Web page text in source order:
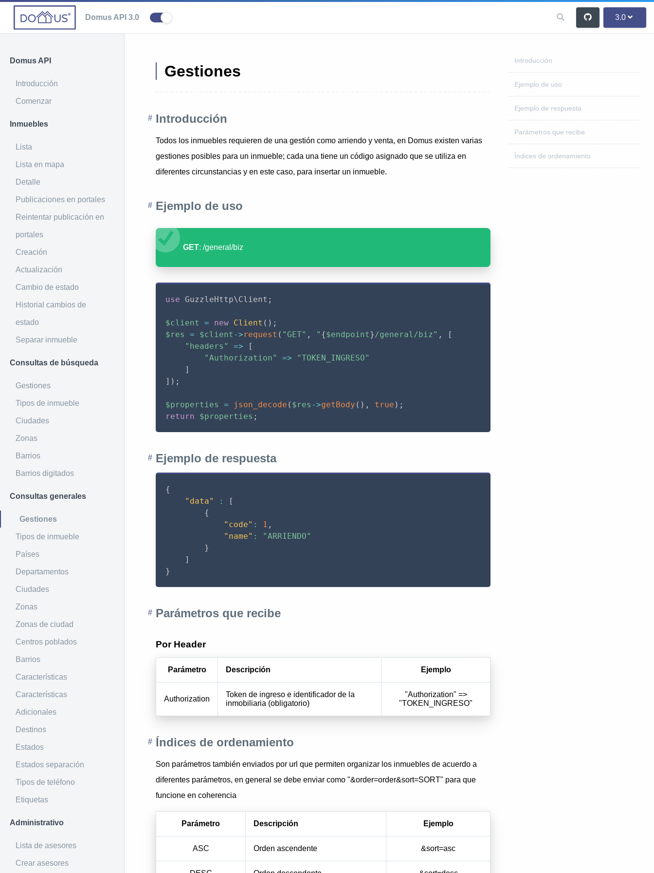
Domus API 3.0 3.0
Domus API
Introducción
Comenzar
Inmuebles
Lista
Lista en mapa
Detalle
Publicaciones en portales
Reintentar publicación en
portales
Creación
Actualización
Cambio de estado
Historial cambios de
estado
Separar inmueble
Consultas de búsqueda
Gestiones
Tipos de inmueble
Ciudades
Zonas
Barrios
Barrios digitados
Consultas generales
Gestiones
Tipos de inmueble
Países
Departamentos
Ciudades
Zonas
Zonas de ciudad
Centros poblados
Barrios
Características
Características
Adicionales
Destinos
Estados
Estados separación
Tipos de teléfono
Etiquetas
Administrativo
Lista de asesores
Crear asesores
Gestiones
Introducción
Ejemplo de uso
Ejemplo de respuesta
Parámetros que recibe
Índices de ordenamiento
Introducción
Todos los inmuebles requieren de una gestión como arriendo y venta, en Domus existen varias
gestiones posibles para un inmueble; cada una tiene un código asignado que se utiliza en
diferentes circunstancias y en este caso, para insertar un inmueble.
Ejemplo de uso
GET: /general/biz
use GuzzleHttp\Client ;
$client = new Client ( ) ;
$res
= $client ->request ( "GET" , " {$endpoint}/general/biz" ,
[
"headers"
=>
[
"Authorization"
=>
"TOKEN_INGRESO"
]
] ) ;
$properties = json_decode ( $res ->getBody ( ) , true ) ;
return
$properties ;
Ejemplo de respuesta
{
"data"
:
[
{
"code" : 1 ,
"name" :
"ARRIENDO"
}
]
}
Parámetros que recibe
Por Header
Parámetro Descripción Ejemplo
Authorization
Token de ingreso e identificador de la
inmobiliaria (obligatorio)
"Authorization" =>
"TOKEN_INGRESO"
Índices de ordenamiento
Son parámetros también enviados por url que permiten organizar los inmuebles de acuerdo a
diferentes parámetros, en general se debe enviar como "&order=order&sort=SORT" para que
funcione en coherencia
Parámetro Descripción Ejemplo
ASC Orden ascendente &sort=asc